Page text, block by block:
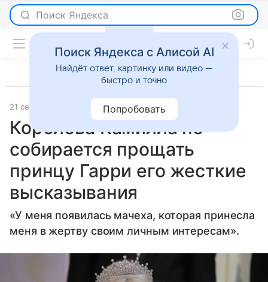
Поиск Яндекса
21 сентября 2025 Журнал OK! Светская жизнь
Королева Камилла не
собирается прощать
принцу Гарри его жесткие
высказывания
«У меня появилась мачеха, которая принесла
меня в жертву своим личным интересам».
Поиск Яндекса с Алисой AI
Найдёт ответ, картинку или видео —
быстро и точно
Попробовать